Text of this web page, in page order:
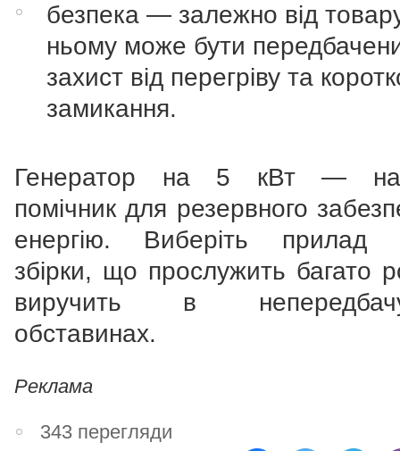
безпека — залежно від
ньому може бути
захист від перегріву та
замикання.
Генератор на 5 кВт —
помічник для резервного
енергію. Виберіть прилад
збірки, що прослужить багато
виручить в
обставинах.
Реклама
343 перегляди